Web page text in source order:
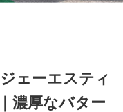
ェーエスティ
濃厚なバター